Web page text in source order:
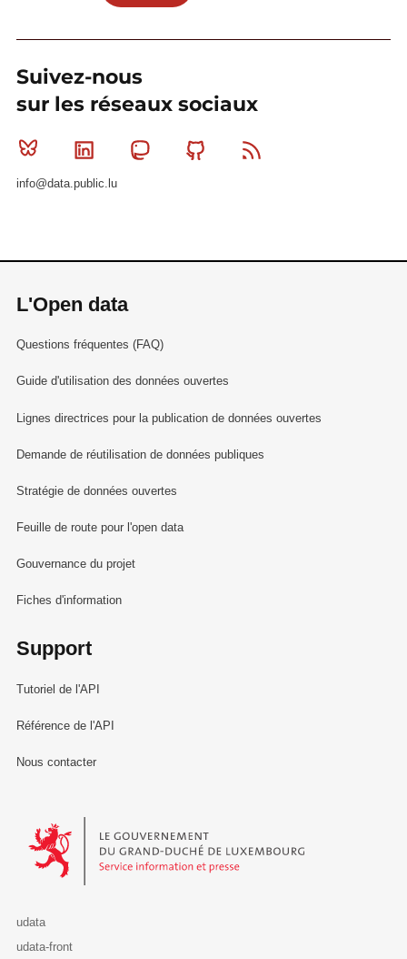
Suivez-nous
sur les réseaux sociaux
Bluesky Linkedin MastodonGithub
info@data.public.lu
L'Open data
Questions fréquentes (FAQ)
Guide d'utilisation des données ouvertes
Lignes directrices pour la publication de données ouvertes
Demande de réutilisation de données publiques
Stratégie de données ouvertes
Feuille de route pour l'open data
Gouvernance du projet
Fiches d'information
Support
Tutoriel de l'API
Référence de l'API
Nous contacter
Le Gouvernement du Grand-Duché de Luxembourg - Service
udata
udata-front